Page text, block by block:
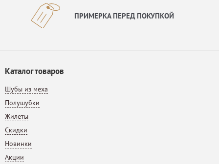
ПРИМЕРКА ПЕРЕД ПОКУПКОЙ
Каталог товаров
Шубы из меха
Полушубки
Жилеты
Скидки
Новинки
Акции